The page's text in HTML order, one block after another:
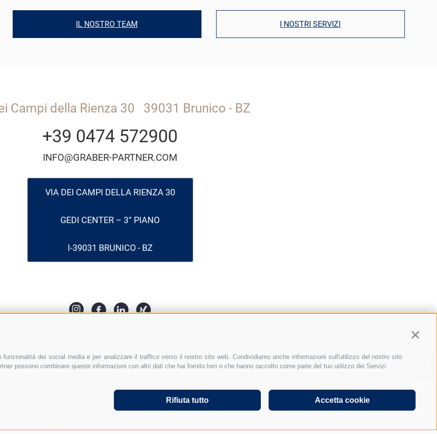
dei social media e per analizzare il traffico verso il nostro sito web. Condividiamo anche informazioni sull'utilizzo del nostro sito
possono combinare queste informazioni con altri dati che hai fornito loro o che hanno raccolto come parte del tuo utilizzo dei Servizi.
Accetta cookie
Rifiuta tutto
IL NOSTRO TEAM I NOSTRI SERVIZI
Campi della Rienza 30 39031 Brunico - BZ
+39 0474 572900
INFO@GRABER-PARTNER.COM
VIA DEI CAMPI DELLA RIENZA 30
GEDI CENTER – 3° PIANO
I-39031 BRUNICO - BZ
frequenti FAQ Costituzione Srl in Italia FAQ datore di lavoro in Italia
FAQ distacco in Italia
Hi, I'm Graber & Partner's
digital chatbot. Just ask me
anything...